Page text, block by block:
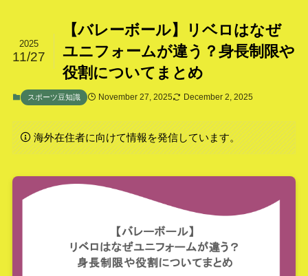
【バレーボール】リベロはなぜ
ユニフォームが違う？身長制限や
役割についてまとめ
2025
11/27
スポーツ豆知識 November 27, 2025 December 2, 2025
海外在住者に向けて情報を発信しています。